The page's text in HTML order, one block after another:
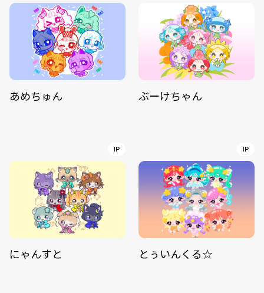
あめちゅん ぶーけちゃん
IP
にゃんすと
IP
とぅいんくる☆